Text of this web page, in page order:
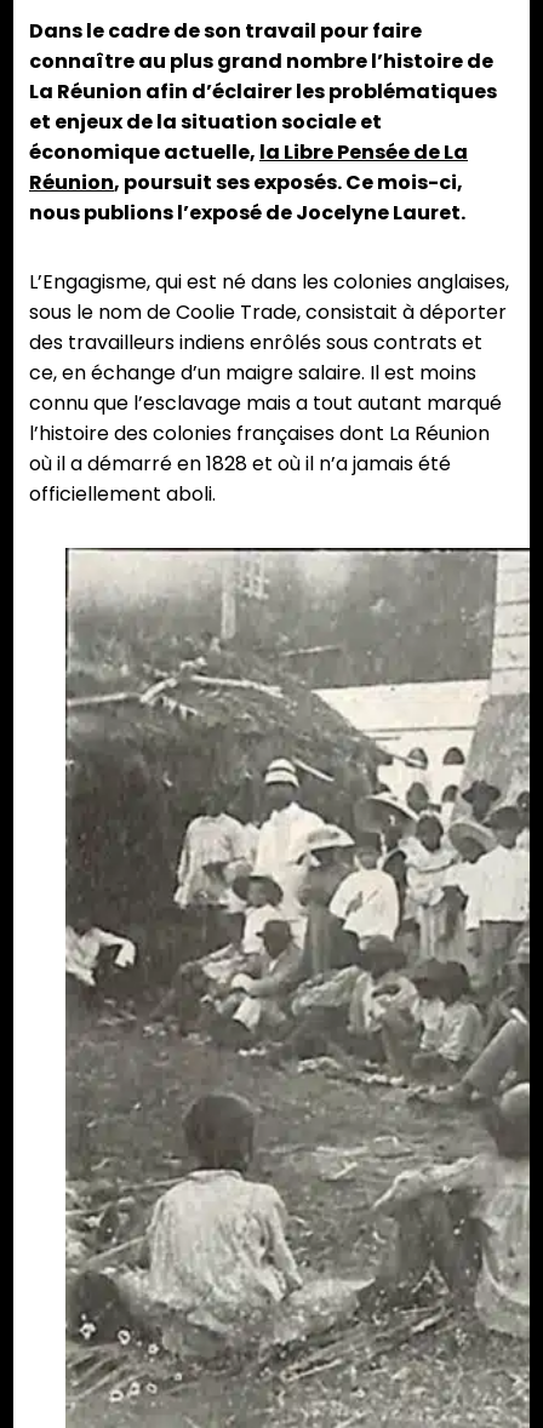
Dans le cadre de son travail pour faire
connaître au plus grand nombre l’histoire de
La Réunion afin d’éclairer les problématiques
et enjeux de la situation sociale et
économique actuelle, la Libre Pensée de La
Réunion, poursuit ses exposés. Ce mois-ci,
nous publions l’exposé de Jocelyne Lauret.
L’Engagisme, qui est né dans les colonies anglaises,
sous le nom de Coolie Trade, consistait à déporter
des travailleurs indiens enrôlés sous contrats et
ce, en échange d’un maigre salaire. Il est moins
connu que l’esclavage mais a tout autant marqué
l’histoire des colonies françaises dont La Réunion
où il a démarré en 1828 et où il n’a jamais été
officiellement aboli.